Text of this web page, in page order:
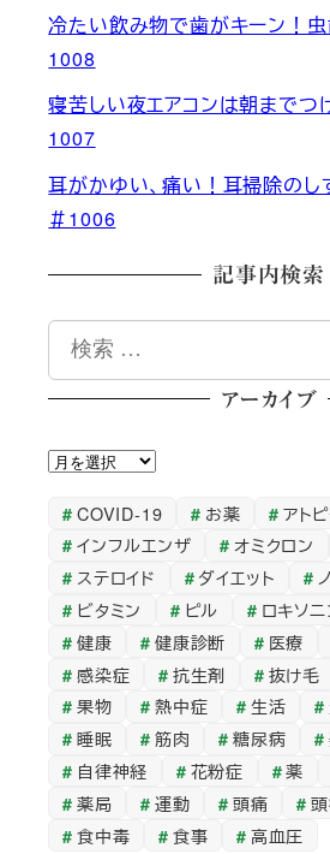
冷たい飲み物で歯がキーン！
1008
寝苦しい夜エアコンは朝までつ
1007
耳がかゆい、痛い！耳掃除の
＃1006
記事内検索
索
アーカイブ
ア
カ
イ
ブ
COVID-19 お薬 アト
インフルエンザ
オミクロン
ステロイド
ダイエット
ビタミン
ピル ロキソニ
健康
健康診断 医療
感染症
抗生剤 抜け毛
果物
熱中症 生活
睡眠
筋肉 糖尿病
自律神経
花粉症 薬
薬局
運動 頭痛
食中毒
食事 高血圧